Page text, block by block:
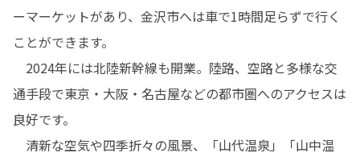
ーマーケットがあり、金沢市へは車で1時間足らずで行く
ことができます。
2024年には北陸新幹線も開業。陸路、空路と多様な交
通手段で東京・大阪・名古屋などの都市圏へのアクセスは
良好です。
清新な空気や四季折々の風景、「山代温泉」「山中温